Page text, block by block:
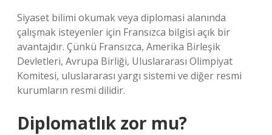
Siyaset bilimi okumak veya diplomasi alanında
çalışmak isteyenler için Fransızca bilgisi açık bir
avantajdır. Çünkü Fransızca, Amerika Birleşik
Devletleri, Avrupa Birliği, Uluslararası Olimpiyat
Komitesi, uluslararası yargı sistemi ve diğer resmi
kurumların resmi dilidir.
Diplomatlık zor mu?